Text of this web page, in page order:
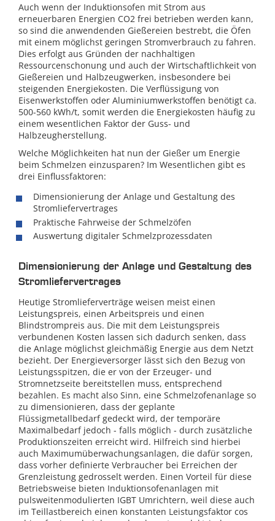
Auch wenn der Induktionsofen mit Strom aus
erneuerbaren Energien CO2 frei betrieben werden kann,
so sind die anwendenden Gießereien bestrebt, die Öfen
mit einem möglichst geringen Stromverbrauch zu fahren.
Dies erfolgt aus Gründen der nachhaltigen
Ressourcenschonung und auch der Wirtschaftlichkeit von
Gießereien und Halbzeugwerken, insbesondere bei
steigenden Energiekosten. Die Verflüssigung von
Eisenwerkstoffen oder Aluminiumwerkstoffen benötigt ca.
500-560 kWh/t, somit werden die Energiekosten häufig zu
einem wesentlichen Faktor der Guss- und
Halbzeugherstellung.
Welche Möglichkeiten hat nun der Gießer um Energie
beim Schmelzen einzusparen? Im Wesentlichen gibt es
drei Einflussfaktoren:
Dimensionierung der Anlage und Gestaltung des
Stromliefervertrages
Praktische Fahrweise der Schmelzöfen
Auswertung digitaler Schmelzprozessdaten
Dimensionierung der Anlage und Gestaltung des
Stromliefervertrages
Heutige Stromlieferverträge weisen meist einen
Leistungspreis, einen Arbeitspreis und einen
Blindstrompreis aus. Die mit dem Leistungspreis
verbundenen Kosten lassen sich dadurch senken, dass
die Anlage möglichst gleichmäßig Energie aus dem Netzt
bezieht. Der Energieversorger lässt sich den Bezug von
Leistungsspitzen, die er von der Erzeuger- und
Stromnetzseite bereitstellen muss, entsprechend
bezahlen. Es macht also Sinn, eine Schmelzofenanlage so
zu dimensionieren, dass der geplante
Flüssigmetallbedarf gedeckt wird, der temporäre
Maximalbedarf jedoch - falls möglich - durch zusätzliche
Produktionszeiten erreicht wird. Hilfreich sind hierbei
auch Maximumüberwachungsanlagen, die dafür sorgen,
dass vorher definierte Verbraucher bei Erreichen der
Grenzleistung gedrosselt werden. Einen Vorteil für diese
Betriebsweise bieten Induktionsofenanlagen mit
pulsweitenmodulierten IGBT Umrichtern, weil diese auch
im Teillastbereich einen konstanten Leistungsfaktor cos